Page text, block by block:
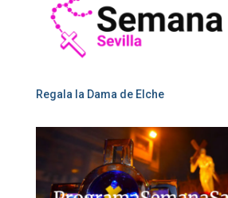
Regala la Dama de Elche